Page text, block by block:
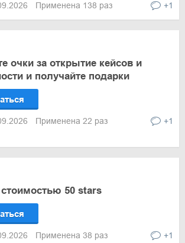
Применена 138 раз +1
очки за открытие кейсов и
и получайте подарки
Применена 22 раз +1
50 stars
Применена 38 раз +1